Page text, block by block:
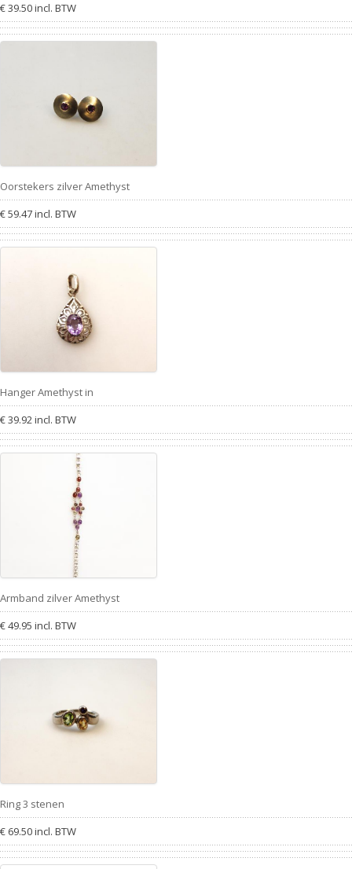
€ 39.50 incl. BTW
Oorstekers zilver Amethyst
€ 59.47 incl. BTW
Hanger Amethyst in
€ 39.92 incl. BTW
Armband zilver Amethyst
€ 49.95 incl. BTW
Ring 3 stenen
€ 69.50 incl. BTW